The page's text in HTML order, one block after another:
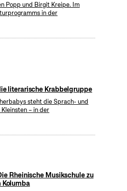
Popp und Birgit Kreipe. Im
in der
literarische Krabbelgruppe
steht die Sprach- und
– in der
Rheinische Musikschule zu
Kolumba